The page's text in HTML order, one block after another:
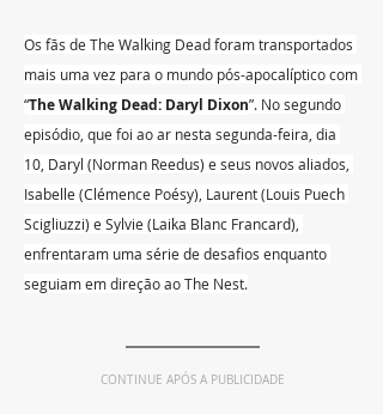
Os fãs de The Walking Dead foram transportados
mais uma vez para o mundo pós-apocalíptico com
“The Walking Dead: Daryl Dixon”. No segundo
episódio, que foi ao ar nesta segunda-feira, dia
10, Daryl (Norman Reedus) e seus novos aliados,
Isabelle (Clémence Poésy), Laurent (Louis Puech
Scigliuzzi) e Sylvie (Laika Blanc Francard),
enfrentaram uma série de desafios enquanto
seguiam em direção ao The Nest.
CONTINUE APÓS A PUBLICIDADE